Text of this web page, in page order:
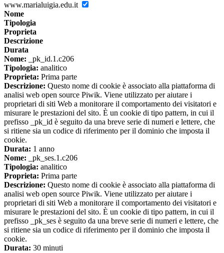
www.marialuigia.edu.it
Nome
Tipologia
Proprieta
Descrizione
Durata
Nome: _pk_id.1.c206
Tipologia: analitico
Proprieta: Prima parte
Descrizione: Questo nome di cookie è associato alla piattaforma di
analisi web open source Piwik. Viene utilizzato per aiutare i
proprietari di siti Web a monitorare il comportamento dei visitatori e
misurare le prestazioni del sito. È un cookie di tipo pattern, in cui il
prefisso _pk_id è seguito da una breve serie di numeri e lettere, che
si ritiene sia un codice di riferimento per il dominio che imposta il
cookie.
Durata: 1 anno
Nome: _pk_ses.1.c206
Tipologia: analitico
Proprieta: Prima parte
Descrizione: Questo nome di cookie è associato alla piattaforma di
analisi web open source Piwik. Viene utilizzato per aiutare i
proprietari di siti Web a monitorare il comportamento dei visitatori e
misurare le prestazioni del sito. È un cookie di tipo pattern, in cui il
prefisso _pk_ses è seguito da una breve serie di numeri e lettere, che
si ritiene sia un codice di riferimento per il dominio che imposta il
cookie.
Durata: 30 minuti